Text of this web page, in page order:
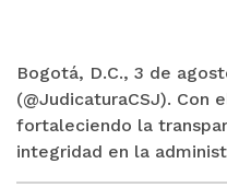
Bogotá, D.C., 3 de
(@JudicaturaCSJ). Con
fortaleciendo la
integridad en la